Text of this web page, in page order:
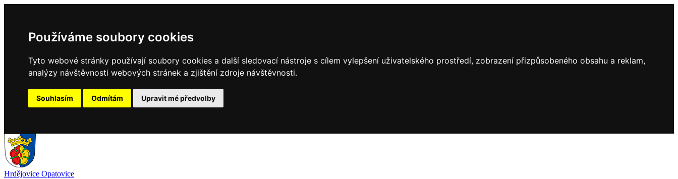
Používáme soubory cookies
Tyto webové stránky používají soubory cookies a další sledovací nástroje s cílem vylepšení uživatelského prostředí, zobrazení přizpůsobeného obsahu a reklam,
analýzy návštěvnosti webových stránek a zjištění zdroje návštěvnosti.
Souhlasím Odmítám Upravit mé předvolby
Hrdějovice Opatovice